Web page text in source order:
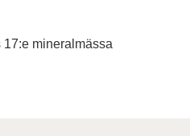
mineralmässa